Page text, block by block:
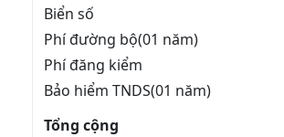
Biển số
Phí đường bộ(01 năm)
Phí đăng kiểm
Bảo hiểm TNDS(01 năm)
Tổng cộng